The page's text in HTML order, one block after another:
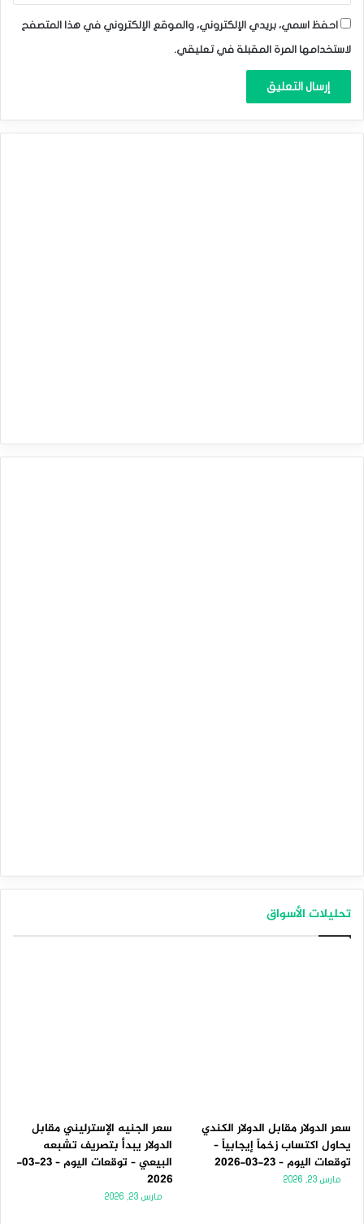
احفظ اسمي، بريدي الإلكتروني، والموقع الإلكتروني في هذا المتصفح
لاستخدامها المرة المقبلة في تعليقي.
تحليلات الأسواق
سعر الدولار مقابل الدولار الكندي
يحاول اكتساب زخماً إيجابياً –
توقعات اليوم – 23-03-2026
مارس 23, 2026
سعر الجنيه الإسترليني مقابل
الدولار يبدأ بتصريف تشبعه
البيعي – توقعات اليوم – 23-03-
2026
مارس 23, 2026